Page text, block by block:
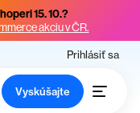
15. 10.?
akciu v ČR.
Prihlásiť sa
Vyskúšajte